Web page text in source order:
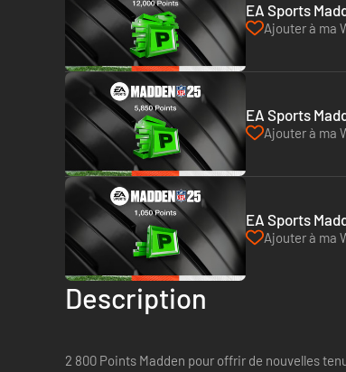
EA Sports
Ajouter à ma
EA Sports
Ajouter à ma
EA Sports
Ajouter à ma
Description
2 800 Points Madden pour offrir de nouvelles